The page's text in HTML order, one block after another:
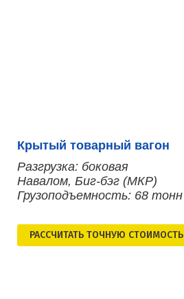
Крытый товарный вагон
Разгрузка: боковая
Навалом, Биг-бэг (МКР)
Грузоподъемность: 68 тонн
РАСCЧИТАТЬ ТОЧНУЮ СТОИМОСТЬ